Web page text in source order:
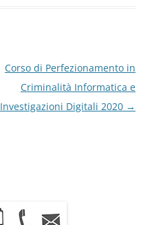
Corso di Perfezionamento in
Criminalità Informatica e
Investigazioni Digitali 2020 →